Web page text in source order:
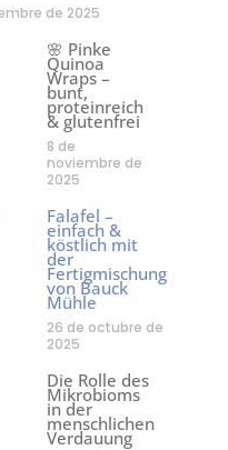
de 2025
🌸 Pinke
Quinoa
Wraps –
bunt,
proteinreich
& glutenfrei
8 de
noviembre de
2025
Falafel –
einfach &
köstlich mit
der
Fertigmischung
von Bauck
Mühle
26 de octubre de
2025
Die Rolle des
Mikrobioms
in der
menschlichen
Verdauung